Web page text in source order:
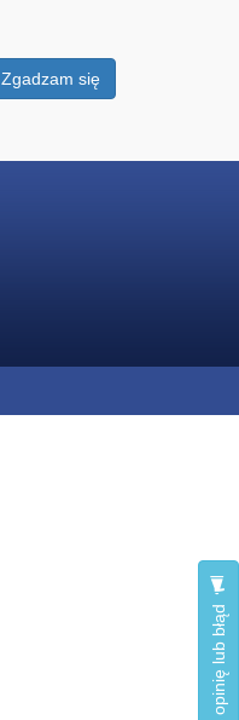
Zgadzam się
Zgłoś opinię lub błąd